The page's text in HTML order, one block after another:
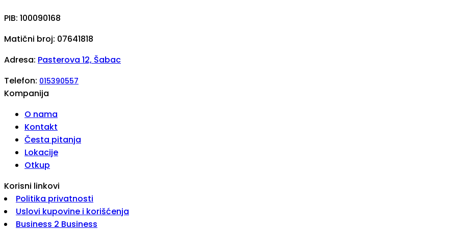
PIB: 100090168
Matični broj: 07641818
Adresa: Pasterova 12, Šabac
Telefon: 015390557
Kompanija
O nama
Kontakt
Česta pitanja
Lokacije
Otkup
Korisni linkovi
Politika privatnosti
Uslovi kupovine i korišćenja
Business 2 Business